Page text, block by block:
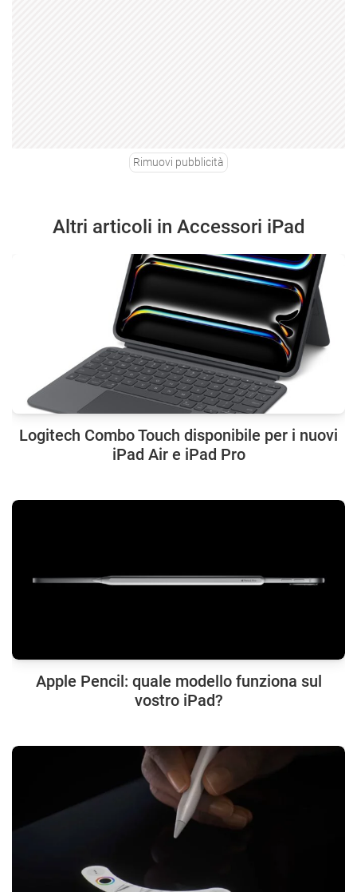
Rimuovi pubblicità
Altri articoli in Accessori iPad
Logitech Combo Touch disponibile per i nuovi
iPad Air e iPad Pro
Apple Pencil: quale modello funziona sul
vostro iPad?